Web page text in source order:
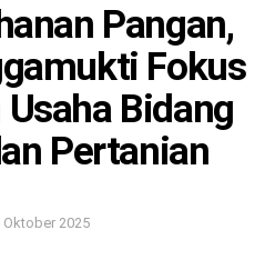
Pangan,
Fokus
Bidang
Pertanian
Oktober 2025